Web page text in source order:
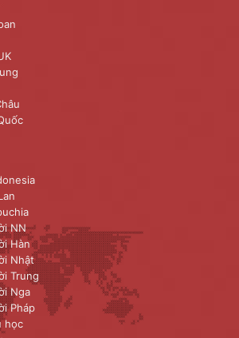
NN
Hàn
Nhật
Trung
Nga
Pháp
học